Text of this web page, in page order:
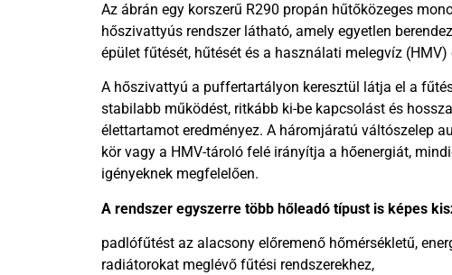
Az ábrán egy korszerű R290 propán hűtőközeges
hőszivattyús rendszer látható, amely egyetlen
épület fűtését, hűtését és a használati melegvíz
A hőszivattyú a puffertartályon keresztül látja el a
stabilabb működést, ritkább ki-be kapcsolást és
élettartamot eredményez. A háromjáratú váltószelep
kör vagy a HMV-tároló felé irányítja a hőenergiát,
igényeknek megfelelően.
A rendszer egyszerre több hőleadó típust is képes
padlófűtést az alacsony előremenő hőmérsékletű,
radiátorokat meglévő fűtési rendszerekhez,